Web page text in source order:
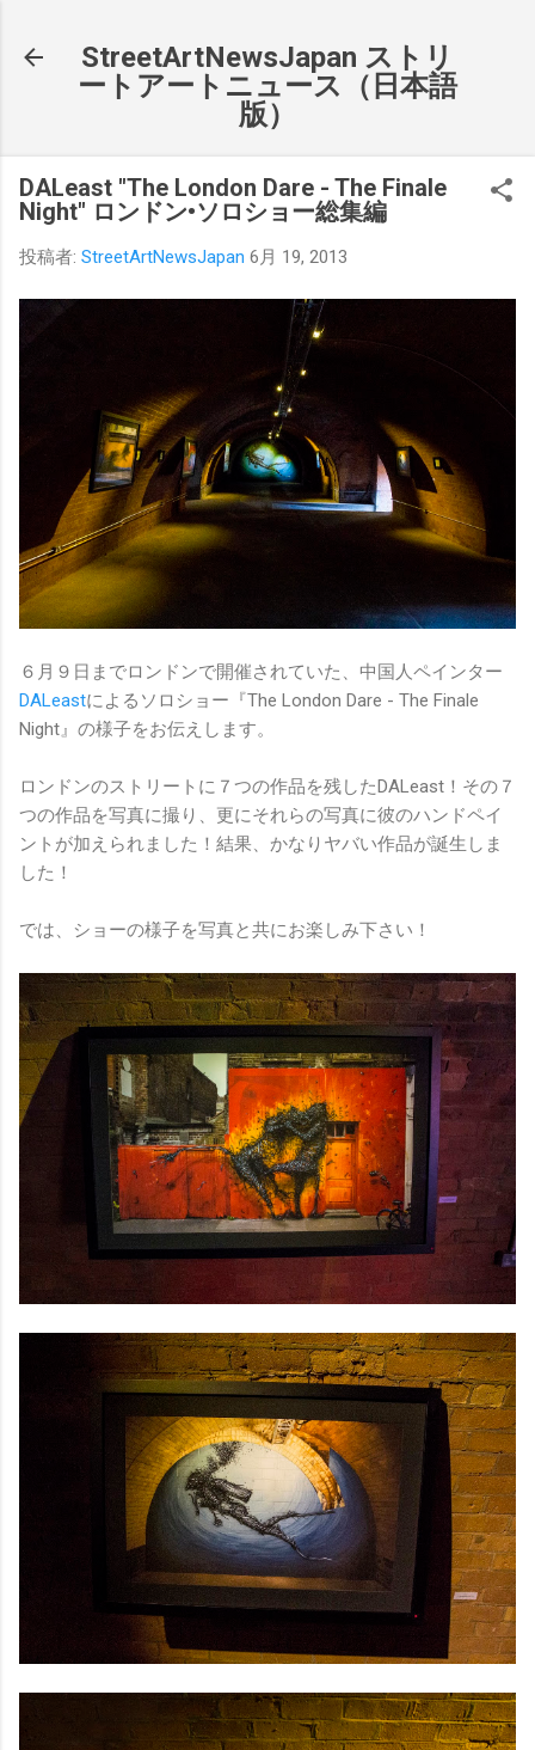
StreetArtNewsJapan ストリ
ートアートニュース（日本語
版）
DALeast "The London Dare - The Finale
Night" ロンドン•ソロショー総集編
投稿者: StreetArtNewsJapan 6月 19, 2013
６月９日までロンドンで開催されていた、中国人ペインター
DALeastによるソロショー『The London Dare - The Finale
Night』の様子をお伝えします。
ロンドンのストリートに７つの作品を残したDALeast！その７
つの作品を写真に撮り、更にそれらの写真に彼のハンドペイ
ントが加えられました！結果、かなりヤバい作品が誕生しま
した！
では、ショーの様子を写真と共にお楽しみ下さい！